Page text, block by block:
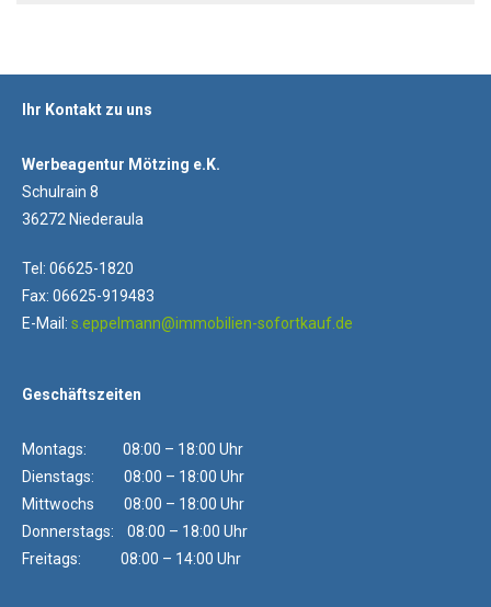
Ihr Kontakt zu uns
Werbeagentur Mötzing e.K.
Schulrain 8
36272 Niederaula
Tel: 06625-1820
Fax: 06625-919483
E-Mail: s.eppelmann@immobilien-sofortkauf.de
Geschäftszeiten
Montags: 08:00 – 18:00 Uhr
Dienstags: 08:00 – 18:00 Uhr
Mittwochs 08:00 – 18:00 Uhr
Donnerstags: 08:00 – 18:00 Uhr
Freitags: 08:00 – 14:00 Uhr